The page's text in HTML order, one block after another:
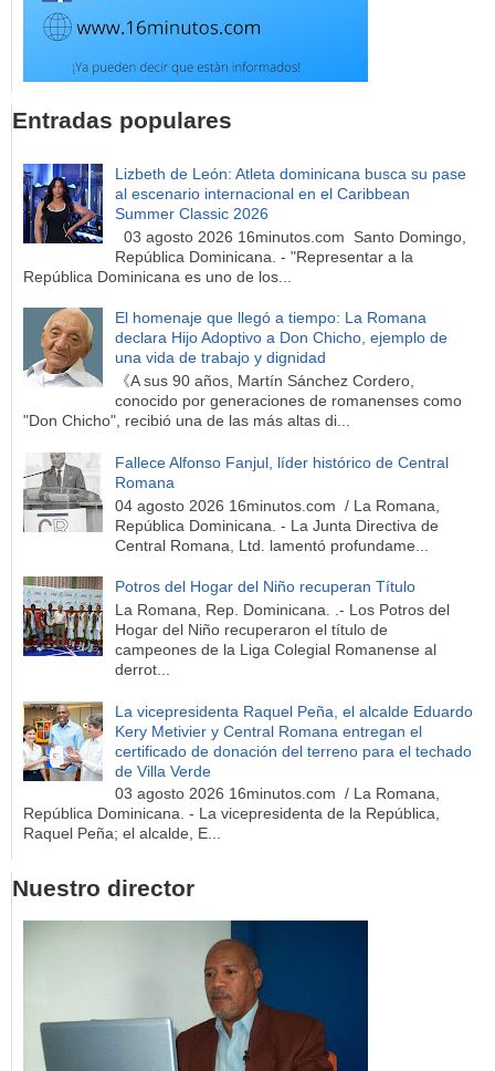
Entradas populares
Lizbeth de León: Atleta dominicana busca su pase
al escenario internacional en el Caribbean
Summer Classic 2026
03 agosto 2026 16minutos.com Santo Domingo,
República Dominicana. - "Representar a la
República Dominicana es uno de los...
El homenaje que llegó a tiempo: La Romana
declara Hijo Adoptivo a Don Chicho, ejemplo de
una vida de trabajo y dignidad
《A sus 90 años, Martín Sánchez Cordero,
conocido por generaciones de romanenses como
"Don Chicho", recibió una de las más altas di...
Fallece Alfonso Fanjul, líder histórico de Central
Romana
04 agosto 2026 16minutos.com / La Romana,
República Dominicana. - La Junta Directiva de
Central Romana, Ltd. lamentó profundame...
Potros del Hogar del Niño recuperan Título
La Romana, Rep. Dominicana. .- Los Potros del
Hogar del Niño recuperaron el título de
campeones de la Liga Colegial Romanense al
derrot...
La vicepresidenta Raquel Peña, el alcalde Eduardo
Kery Metivier y Central Romana entregan el
certificado de donación del terreno para el techado
de Villa Verde
03 agosto 2026 16minutos.com / La Romana,
República Dominicana. - La vicepresidenta de la República,
Raquel Peña; el alcalde, E...
Nuestro director